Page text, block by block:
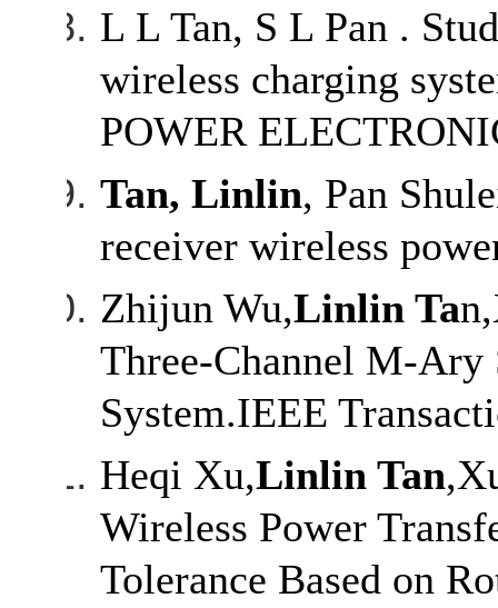
L L Tan, S L Pan .
wireless charging
POWER
Tan, Linlin, Pan
receiver wireless
Zhijun Wu,Linlin Ta
Three-Channel M-Ary
System.IEEE
Heqi Xu,Linlin Tan
Wireless Power
Tolerance Based on